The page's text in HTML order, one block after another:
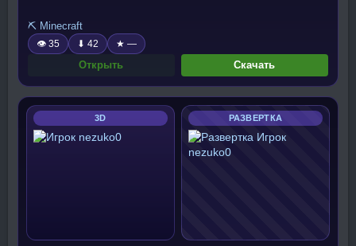
⛏️ Minecraft
👁 35 ⬇ 42 ★ —
Открыть Скачать
3D РАЗВЕРТКА